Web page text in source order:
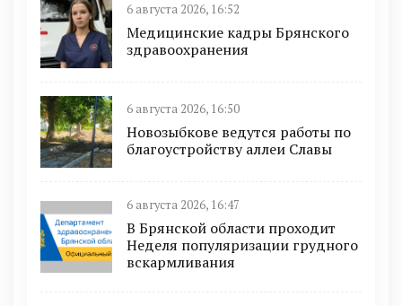
6 августа 2026, 16:52
Медицинские кадры Брянского
здравоохранения
6 августа 2026, 16:50
Новозыбкове ведутся работы по
благоустройству аллеи Славы
6 августа 2026, 16:47
В Брянской области проходит
Неделя популяризации грудного
вскармливания